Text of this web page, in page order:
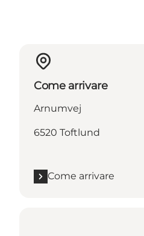
Come arrivare
Arnumvej
6520 Toftlund
Come arrivare